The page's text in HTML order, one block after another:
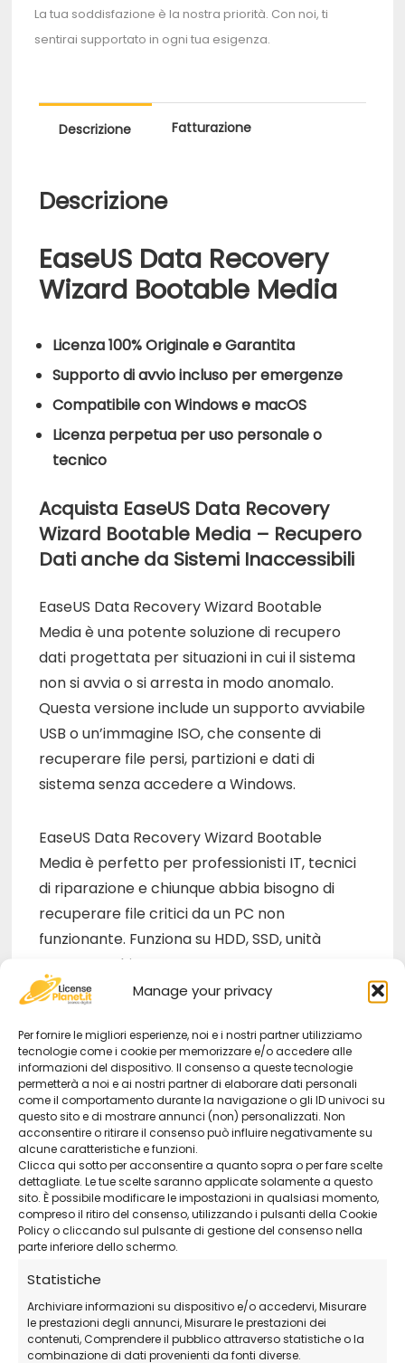
Manage your privacy
Per fornire le migliori esperienze, noi e i nostri partner utilizziamo
tecnologie come i cookie per memorizzare e/o accedere alle
informazioni del dispositivo. Il consenso a queste tecnologie
permetterà a noi e ai nostri partner di elaborare dati personali
come il comportamento durante la navigazione o gli ID univoci su
questo sito e di mostrare annunci (non) personalizzati. Non
acconsentire o ritirare il consenso può influire negativamente su
alcune caratteristiche e funzioni.
Clicca qui sotto per acconsentire a quanto sopra o per fare scelte
dettagliate. Le tue scelte saranno applicate solamente a questo
sito. È possibile modificare le impostazioni in qualsiasi momento,
compreso il ritiro del consenso, utilizzando i pulsanti della Cookie
Policy o cliccando sul pulsante di gestione del consenso nella
parte inferiore dello schermo.
Statistiche
Archiviare informazioni su dispositivo e/o accedervi, Misurare
le prestazioni degli annunci, Misurare le prestazioni dei
contenuti, Comprendere il pubblico attraverso statistiche o la
combinazione di dati provenienti da fonti diverse.
La tua soddisfazione è la nostra priorità. Con noi, ti
sentirai supportato in ogni tua esigenza.
Descrizione Fatturazione
Descrizione
EaseUS Data Recovery
Wizard Bootable Media
Licenza 100% Originale e Garantita
Supporto di avvio incluso per emergenze
Compatibile con Windows e macOS
Licenza perpetua per uso personale o
tecnico
Acquista EaseUS Data Recovery
Wizard Bootable Media – Recupero
Dati anche da Sistemi Inaccessibili
EaseUS Data Recovery Wizard Bootable
Media è una potente soluzione di recupero
dati progettata per situazioni in cui il sistema
non si avvia o si arresta in modo anomalo.
Questa versione include un supporto avviabile
USB o un’immagine ISO, che consente di
recuperare file persi, partizioni e dati di
sistema senza accedere a Windows.
EaseUS Data Recovery Wizard Bootable
Media è perfetto per professionisti IT, tecnici
di riparazione e chiunque abbia bisogno di
recuperare file critici da un PC non
funzionante. Funziona su HDD, SSD, unità
esterne e chiavette USB.
un utente e supporto ufficiale EaseUS.
Caratteristiche principali:
Compatibilità:Windows 11/10/8.1/8/7,
macOS (inclusi macOS Ventura e Monterey)
Lingua:Multilingua (Italiano incluso)
Tipo di supporto:USB/DVD bootabile
creato con tool ufficiale
Durata della licenza:
Online con codice fornito via
email